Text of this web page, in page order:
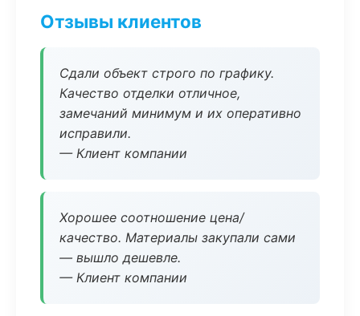
Отзывы клиентов
Сдали объект строго по графику.
Качество отделки отличное,
замечаний минимум и их оперативно
исправили.
— Клиент компании
Хорошее соотношение цена/
качество. Материалы закупали сами
— вышло дешевле.
— Клиент компании